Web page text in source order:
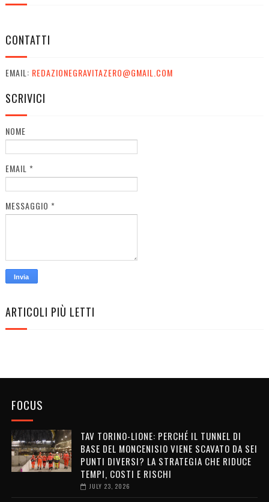
CONTATTI
EMAIL: REDAZIONEGRAVITAZERO@GMAIL.COM
SCRIVICI
NOME
EMAIL *
MESSAGGIO *
ARTICOLI PIÙ LETTI
FOCUS
TAV TORINO-LIONE: PERCHÉ IL TUNNEL DI
BASE DEL MONCENISIO VIENE SCAVATO DA SEI
PUNTI DIVERSI? LA STRATEGIA CHE RIDUCE
TEMPI, COSTI E RISCHI
JULY 23, 2026